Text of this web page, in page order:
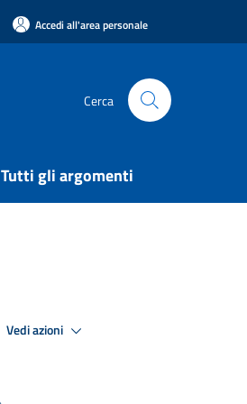
Accedi all'area personale
Cerca
Tutti gli argomenti
Vedi azioni